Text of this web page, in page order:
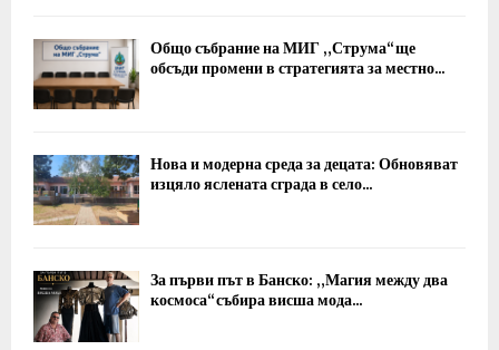
Общо събрание на МИГ „Струма“ ще
обсъди промени в стратегията за местно...
Нова и модерна среда за децата: Обновяват
изцяло яслената сграда в село...
За първи път в Банско: „Магия между два
космоса“ събира висша мода...